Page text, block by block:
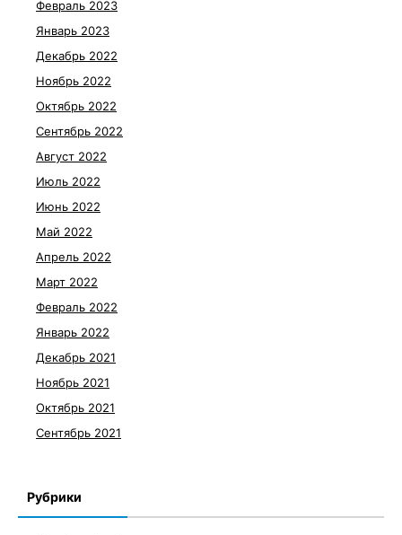
Февраль 2023
Январь 2023
Декабрь 2022
Ноябрь 2022
Октябрь 2022
Сентябрь 2022
Август 2022
Июль 2022
Июнь 2022
Май 2022
Апрель 2022
Март 2022
Февраль 2022
Январь 2022
Декабрь 2021
Ноябрь 2021
Октябрь 2021
Сентябрь 2021
Рубрики